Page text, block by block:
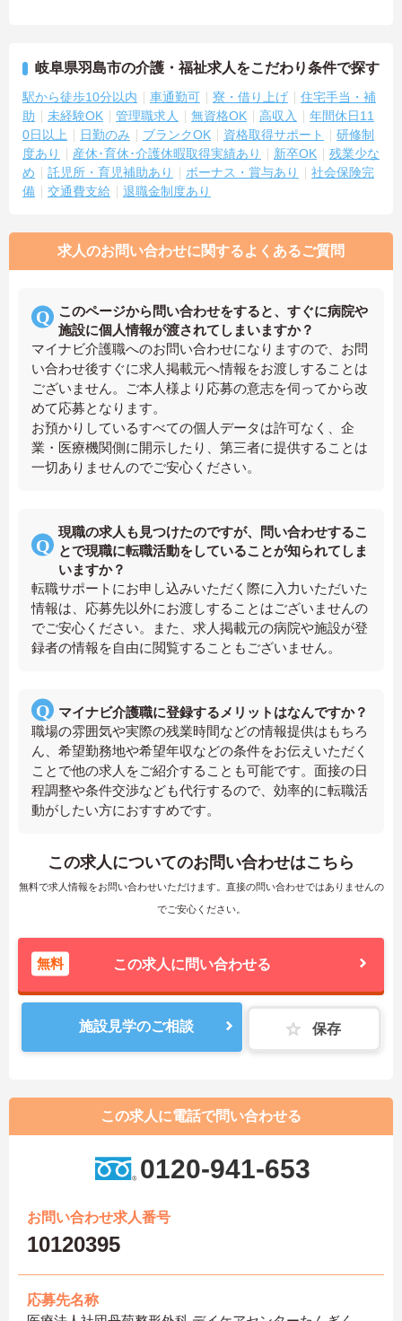
岐阜県羽島市の介護・福祉求人をこだわり条件で探す
駅から徒歩10分以内 車通勤可 寮・借り上げ
住宅手当・補
助
未経験OK 管理職求人 無資格OK 高収入
年間休日11
0日以上
日勤のみ ブランクOK 資格取得サポート
研修制
度あり
産休･育休･介護休暇取得実績あり 新卒OK
残業少な
め
託児所・育児補助あり ボーナス・賞与あり
社会保険完
備
交通費支給 退職金制度あり
求人のお問い合わせに関するよくあるご質問
このページから問い合わせをすると、すぐに病院や
施設に個人情報が渡されてしまいますか？
マイナビ介護職へのお問い合わせになりますので、お問
い合わせ後すぐに求人掲載元へ情報をお渡しすることは
ございません。ご本人様より応募の意志を伺ってから改
めて応募となります。
お預かりしているすべての個人データは許可なく、企
業・医療機関側に開示したり、第三者に提供することは
一切ありませんのでご安心ください。
現職の求人も見つけたのですが、問い合わせするこ
とで現職に転職活動をしていることが知られてしま
いますか？
転職サポートにお申し込みいただく際に入力いただいた
情報は、応募先以外にお渡しすることはございませんの
でご安心ください。また、求人掲載元の病院や施設が登
録者の情報を自由に閲覧することもございません。
マイナビ介護職に登録するメリットはなんですか？
職場の雰囲気や実際の残業時間などの情報提供はもちろ
ん、希望勤務地や希望年収などの条件をお伝えいただく
ことで他の求人をご紹介することも可能です。面接の日
程調整や条件交渉なども代行するので、効率的に転職活
動がしたい方におすすめです。
この求人についてのお問い合わせはこちら
無料で求人情報をお問い合わせいただけます。直接の問い合わせではありませんの
でご安心ください。
無料 この求人に問い合わせる
施設見学のご相談 保存
この求人に電話で問い合わせる
0120-941-653
お問い合わせ求人番号
10120395
応募先名称